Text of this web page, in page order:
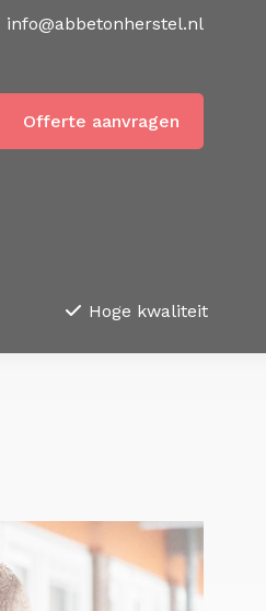
info@abbetonherstel.nl
Offerte aanvragen
Hoge kwaliteit